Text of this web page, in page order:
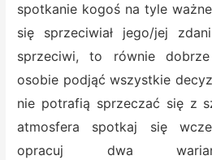
spotkanie kogoś na tyle
się sprzeciwiał jego/jej
sprzeciwi, to równie
osobie podjąć wszystkie
nie potrafią sprzeczać się z
atmosfera spotkaj się
opracuj dwa